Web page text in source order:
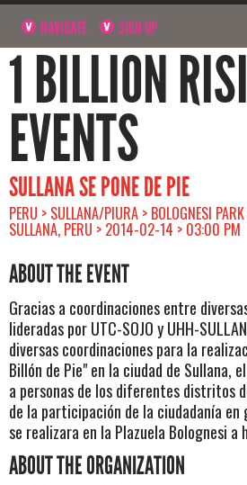
NAVIGATE SIGN UP
1 BILLION
EVENTS
SULLANA SE PONE DE PIE
PERU > SULLANA/PIURA > BOLOGNESI
SULLANA, PERU > 2014-02-14 > 03:00 PM
ABOUT THE EVENT
Gracias a coordinaciones entre
lideradas por UTC-SOJO y UHH-
diversas coordinaciones para la
Billón de Pie" en la ciudad de Sullana,
a personas de los diferentes distritos
de la participación de la ciudadanía en
se realizara en la Plazuela Bolognesi a
ABOUT THE ORGANIZATION